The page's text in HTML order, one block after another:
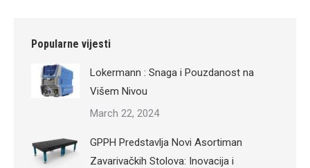
Popularne vijesti
Lokermann : Snaga i Pouzdanost na
Višem Nivou
March 22, 2024
GPPH Predstavlja Novi Asortiman
Zavarivačkih Stolova: Inovacija i